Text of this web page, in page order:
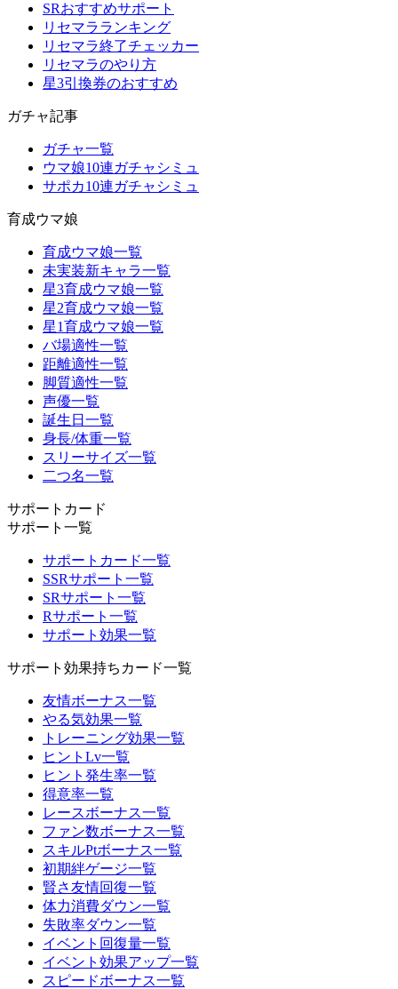
SRおすすめサポート
リセマラランキング
リセマラ終了チェッカー
リセマラのやり方
星3引換券のおすすめ
ガチャ記事
ガチャ一覧
ウマ娘10連ガチャシミュ
サポカ10連ガチャシミュ
育成ウマ娘
育成ウマ娘一覧
未実装新キャラ一覧
星3育成ウマ娘一覧
星2育成ウマ娘一覧
星1育成ウマ娘一覧
バ場適性一覧
距離適性一覧
脚質適性一覧
声優一覧
誕生日一覧
身長/体重一覧
スリーサイズ一覧
二つ名一覧
サポートカード
サポート一覧
サポートカード一覧
SSRサポート一覧
SRサポート一覧
Rサポート一覧
サポート効果一覧
サポート効果持ちカード一覧
友情ボーナス一覧
やる気効果一覧
トレーニング効果一覧
ヒントLv一覧
ヒント発生率一覧
得意率一覧
レースボーナス一覧
ファン数ボーナス一覧
スキルPtボーナス一覧
初期絆ゲージ一覧
賢さ友情回復一覧
体力消費ダウン一覧
失敗率ダウン一覧
イベント回復量一覧
イベント効果アップ一覧
スピードボーナス一覧